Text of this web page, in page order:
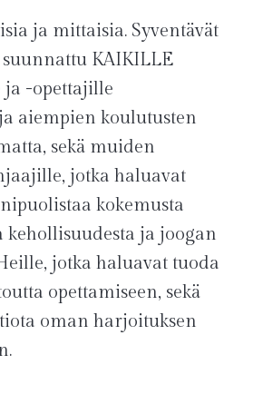
ja mittaisia. Syventävät
KAIKILLE
-opettajille
aiempien koulutusten
sekä muiden
jotka haluavat
kokemusta
kehollisuudesta ja joogan
jotka haluavat tuoda
opettamiseen, sekä
oman harjoituksen